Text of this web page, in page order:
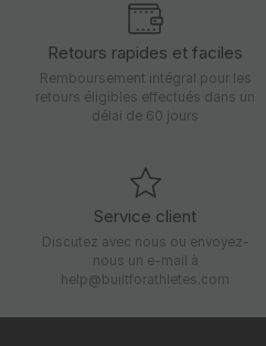
Retours rapides et faciles
Remboursement intégral pour les
retours éligibles effectués dans un
délai de 60 jours
Service client
Discutez avec nous ou envoyez-
nous un e-mail à
help@builtforathletes.com